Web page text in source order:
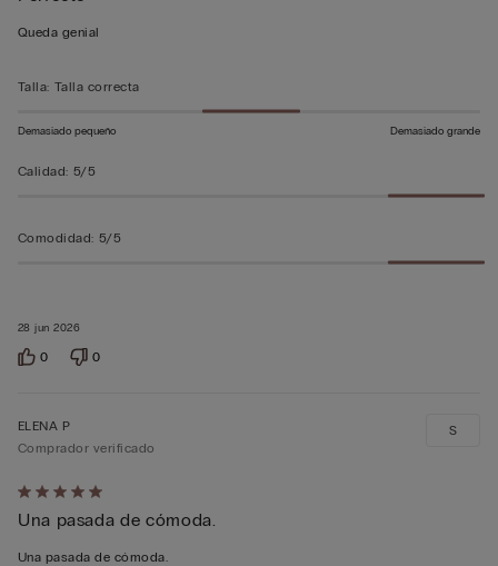
5
5
28 jun 2026
Queda genial
Talla: Talla correcta
Demasiado pequeño Demasiado grande
Calidad: 5/5
Comodidad: 5/5
0 0
Calificación
de
5
ELENA P
Comprador verificado
Una pasada de cómoda.
Una pasada de cómoda.
S